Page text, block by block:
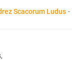
Scacorum Ludus -